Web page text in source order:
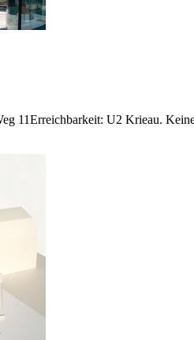
11Erreichbarkeit: U2 Krieau.